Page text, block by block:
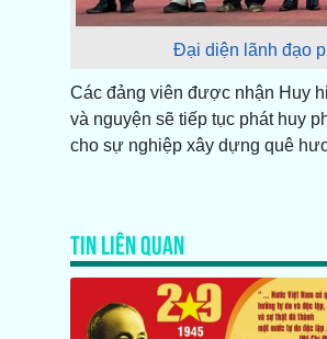
Đại diện lãnh đạo
Các đảng viên được nhận Huy
và nguyện sẽ tiếp tục phát huy
cho sự nghiệp xây dựng quê
TIN LIÊN QUAN